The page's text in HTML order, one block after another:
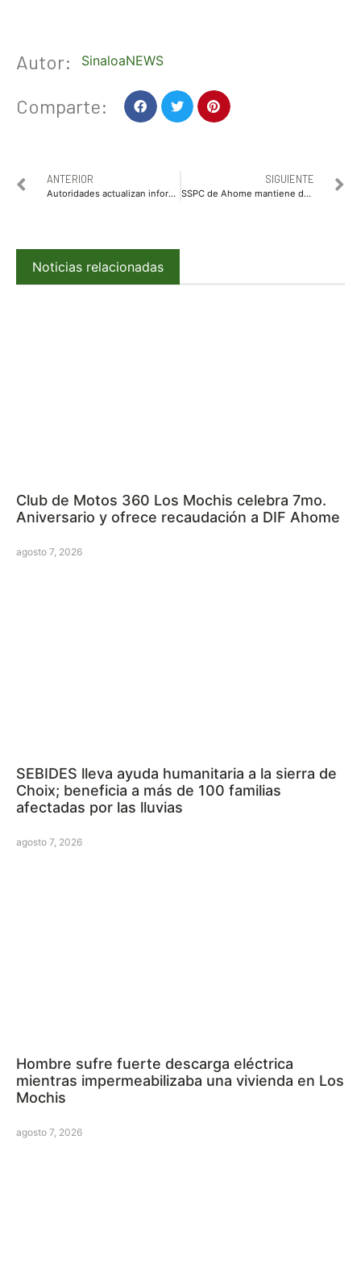
Autor: SinaloaNEWS
Comparte:
ANTERIOR
Autoridades actualizan información sobre hechos ocurridos en plaza comercial; destacan apoyo y solidaridad ciudadana
SIGUIENTE
SSPC de Ahome mantiene despliegue operativo en panteones, sector comercial y vialidades por el Día de las Madres
Noticias relacionadas
Club de Motos 360 Los Mochis celebra 7mo.
Aniversario y ofrece recaudación a DIF Ahome
agosto 7, 2026
SEBIDES lleva ayuda humanitaria a la sierra de
Choix; beneficia a más de 100 familias
afectadas por las lluvias
agosto 7, 2026
Hombre sufre fuerte descarga eléctrica
mientras impermeabilizaba una vivienda en Los
Mochis
agosto 7, 2026